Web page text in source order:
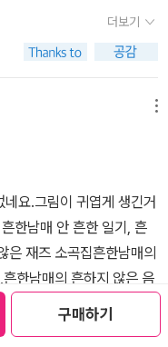
구매하기
하니 뿌~~ 듯했는데나와
>를 읽고 오길 잘했어요.
있었어요!'라는 거예요.​선
칭찬해 주셨는데모두 <
알았으면 나도.. 읽어보
자!3. 신비한 태양계4.
리를 먹고 우주여행을 떠
이에요.​학교 친구들이 으
를 틀다가 보게 된 <흔
는데~ 아이들이 무척 좋
<흔한남매>책을 읽고 싶
는 과학자가 꿈은 보보에
과학 교과서에 있는 내용
더보기
요.그림이 귀엽게 생긴거
남매 안 흔한 일기, 흔
은 재즈 소곡집흔한남매의
한남매의 흔하지 않은 음
남매의 흔하지 않은 계
흔한남매 유튜브 연습장 ,